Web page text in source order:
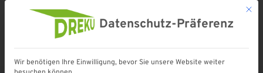
Startseite»Shop»ANLEHN Carport aus Aluminium mit 8 mm VSG Glas
Mit
Datenschutz-Präferenz
Wir benötigen Ihre Einwilligung, bevor Sie unsere Website weiter